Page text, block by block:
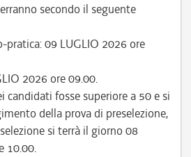
secondo il seguente
pratica: 09 LUGLIO 2026 ore
2026 ore 09.00.
candidati fosse superiore a 50 e si
della prova di preselezione,
si terrà il giorno 08
10.00.